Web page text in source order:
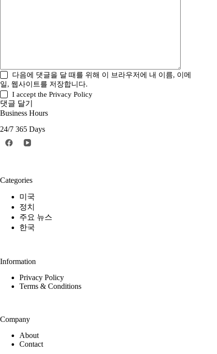
다음에 댓글을 달 때를 위해 이 브라우저에 내 이름, 이메
일, 웹사이트를 저장합니다.
I accept thePrivacy Policy
댓글 달기
Business Hours
24/7 365 Days
Categories
미국
정치
주요 뉴스
한국
Information
Privacy Policy
Terms & Conditions
Company
About
Contact